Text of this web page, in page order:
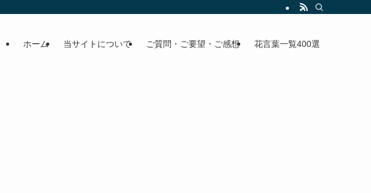
ホーム 当サイトについて ご質問・ご要望・ご感想 花言葉一覧400選